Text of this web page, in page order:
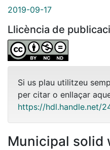
2019-09-17
Llicència de
Si us plau utilitzeu
per citar o enllaçar
https://hdl.handle.net/
Municipal solid